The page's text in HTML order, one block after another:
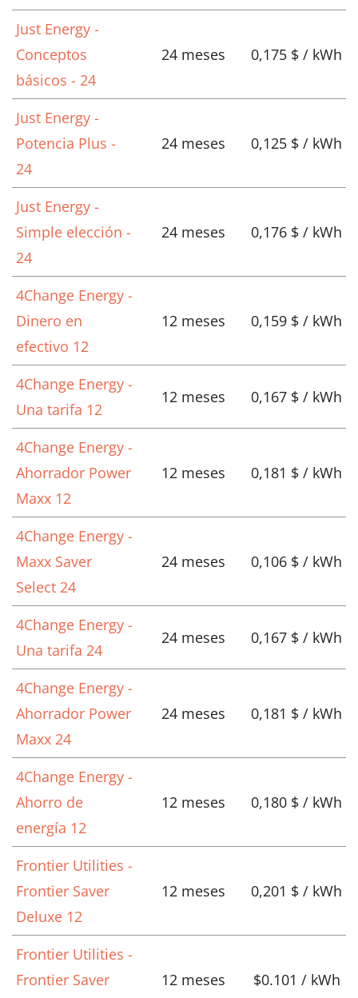
Just Energy -
Conceptos
básicos - 24
24 meses 0,175 $ / kWh
Just Energy -
Potencia Plus -
24
24 meses 0,125 $ / kWh
Just Energy -
Simple elección -
24
24 meses 0,176 $ / kWh
4Change Energy -
Dinero en
efectivo 12
12 meses 0,159 $ / kWh
4Change Energy -
Una tarifa 12
12 meses 0,167 $ / kWh
4Change Energy -
Ahorrador Power
Maxx 12
12 meses 0,181 $ / kWh
4Change Energy -
Maxx Saver
Select 24
24 meses 0,106 $ / kWh
4Change Energy -
Una tarifa 24
24 meses 0,167 $ / kWh
4Change Energy -
Ahorrador Power
Maxx 24
24 meses 0,181 $ / kWh
4Change Energy -
Ahorro de
energía 12
12 meses 0,180 $ / kWh
Frontier Utilities -
Frontier Saver
Deluxe 12
12 meses 0,201 $ / kWh
Frontier Utilities -
Frontier Saver
12 meses $0.101 / kWh